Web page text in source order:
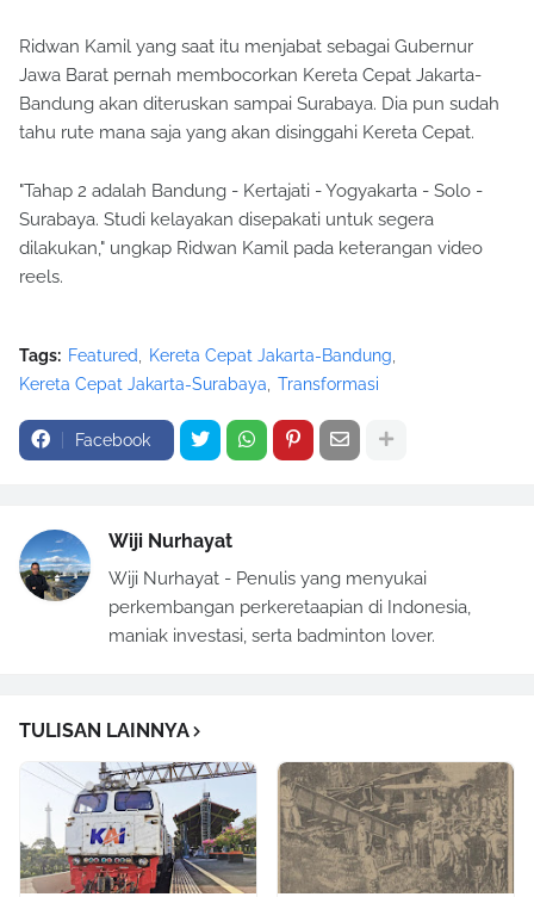
Ridwan Kamil yang saat itu menjabat sebagai Gubernur
Jawa Barat pernah membocorkan Kereta Cepat Jakarta-
Bandung akan diteruskan sampai Surabaya. Dia pun sudah
tahu rute mana saja yang akan disinggahi Kereta Cepat.
"Tahap 2 adalah Bandung - Kertajati - Yogyakarta - Solo -
Surabaya. Studi kelayakan disepakati untuk segera
dilakukan," ungkap Ridwan Kamil pada keterangan video
reels.
Tags: Featured
Kereta Cepat Jakarta-Bandung
Kereta Cepat Jakarta-Surabaya
Transformasi
Facebook
Wiji Nurhayat
Wiji Nurhayat - Penulis yang menyukai
perkembangan perkeretaapian di Indonesia,
maniak investasi, serta badminton lover.
TULISAN LAINNYA